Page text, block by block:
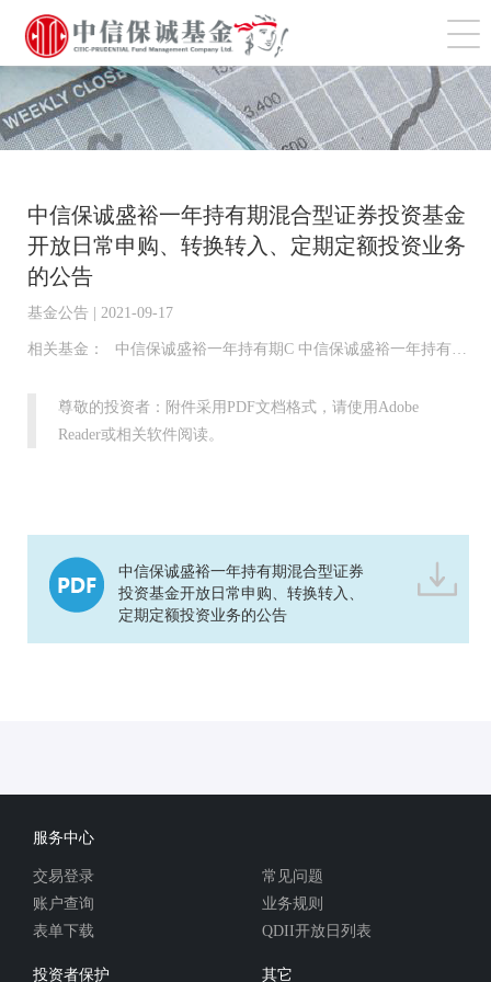
切
中信保诚盛裕一年持有期混合型证券投资基金
开放日常申购、转换转入、定期定额投资业务
的公告
基金公告 | 2021-09-17
相关基金： 中信保诚盛裕一年持有期C 中信保诚盛裕一年持有期A
尊敬的投资者：附件采用PDF文档格式，请使用Adobe
Reader或相关软件阅读。
中信保诚盛裕一年持有期混合型证券
投资基金开放日常申购、转换转入、
定期定额投资业务的公告
服务中心
交易登录
账户查询
表单下载
常见问题
业务规则
QDII开放日列表
投资者保护 其它